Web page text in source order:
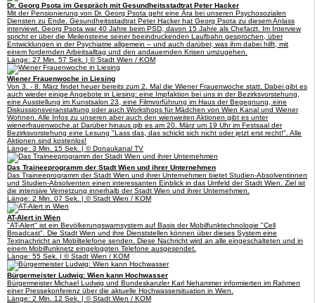
Dr. Georg Psota im Gespräch mit Gesundheitsstadtrat Peter Hacker
Mit der Pensionierung von Dr. Georg Psota geht eine Ära bei unseren Psychosozialen
Diensten zu Ende. Gesundheitsstadtrat Peter Hacker hat Georg Psota zu diesem Anlass
interviewt. Georg Psota war 40 Jahre beim PSD, davon 15 Jahre als Chefarzt. Im Interview
spricht er über die Meilensteine seiner beeindruckenden Laufbahn gesprochen, über
Entwicklungen in der Psychiatrie allgemein – und auch darüber, was ihm dabei hilft, mit
einem fordernden Arbeitsalltag und den andauernden Krisen umzugehen.
Länge: 27 Min. 57 Sek. | © Stadt Wien / KOM
Wiener Frauenwoche in Liesing
Von 3. - 8. März findet heuer bereits zum 2. Mal die Wiener Frauenwoche statt. Dabei gibt es
auch wieder einige Angebote in Liesing: eine Impfaktion bei uns in der Bezirksvorstehung,
eine Ausstellung im Kunstsalon 23, eine Filmvorführung im Haus der Begegnung, eine
Diskussionsveranstaltung oder auch Workshops für Mädchen von Wien Kanal und Wiener
Wohnen. Alle Infos zu unseren aber auch den wienweiten Aktionen gibt es unter
wienerfrauenwoche.at Darüber hinaus gib es am 20. März um 19 Uhr im Festsaal der
Bezirksvorstehung eine Lesung "Lass das, das schickt sich nicht oder jetzt erst recht!". Alle
Aktionen sind kostenlos!
Länge: 3 Min. 15 Sek. | © Donaukanal TV
Das Traineeprogramm der Stadt Wien und ihrer Unternehmen
Das Traineeprogramm der Stadt Wien und ihrer Unternehmen bietet Studien-Absolventinnen
und Studien-Absolventen einen interessanten Einblick in das Umfeld der Stadt Wien. Ziel ist
die intensive Vernetzung innerhalb der Stadt Wien und ihrer Unternehmen.
Länge: 2 Min. 07 Sek. | © Stadt Wien / KOM
AT-Alert in Wien
"AT-Alert" ist ein Bevölkerungswarnsystem auf Basis der Mobilfunktechnologie "Cell
Broadcast". Die Stadt Wien und ihre Dienststellen können über dieses System eine
Textnachricht an Mobiltelefone senden. Diese Nachricht wird an alle eingeschalteten und in
einem Mobilfunknetz eingeloggten Telefone ausgesendet.
Länge: 55 Sek. | © Stadt Wien / KOM
Bürgermeister Ludwig: Wien kann Hochwasser
Bürgermeister Michael Ludwig und Bundeskanzler Karl Nehammer informierten im Rahmen
einer Pressekonferenz über die aktuelle Hochwassersituation in Wien.
Länge: 2 Min. 12 Sek. | © Stadt Wien / KOM